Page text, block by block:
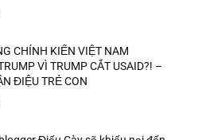
CHÍNH KIẾN VIỆT NAM
VÌ TRUMP CẮT USAID?! –
ĐIỆU TRẺ CON